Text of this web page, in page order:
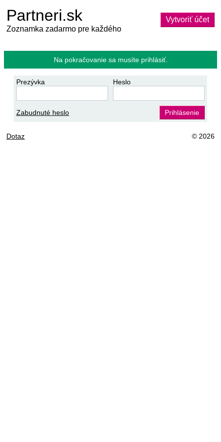
Partneri.sk
Zoznamka zadarmo pre každého
Vytvoriť účet
Na pokračovanie sa musíte prihlásiť.
Prezývka Heslo
Zabudnuté heslo Prihlásenie
Dotaz © 2026